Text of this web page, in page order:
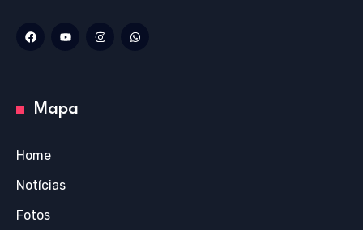
Mapa
Home
Notícias
Fotos